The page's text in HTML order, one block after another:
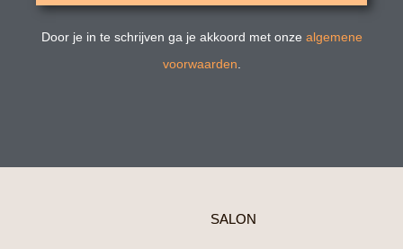
Door je in te schrijven ga je akkoord met onze algemene
voorwaarden
SALON